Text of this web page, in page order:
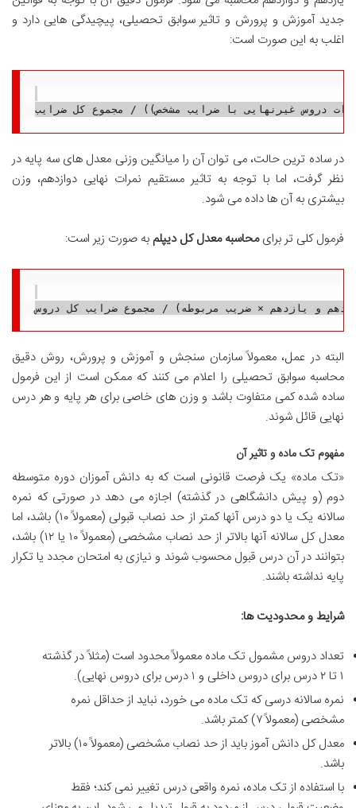
جدید آموزش و پرورش و تاثیر سوابق تحصیلی، پیچیدگی هایی دارد و
اغلب به این صورت است:
در ساده ترین حالت، می توان آن را میانگین وزنی معدل های سه پایه در
نظر گرفت، اما با توجه به تاثیر مستقیم نمرات نهایی دوازدهم، وزن
بیشتری به آن ها داده می شود.
فرمول کلی تر برایمحاسبه معدل کل دیپلم به صورت زیر است:
البته در عمل، معمولاً سازمان سنجش و آموزش و پرورش، روش دقیق
محاسبه سوابق تحصیلی را اعلام می کنند که ممکن است از این فرمول
ساده شده کمی متفاوت باشد و وزن های خاصی برای هر پایه و هر درس
نهایی قائل شوند.
مفهوم تک ماده و تاثیر آن
«تک ماده» یک فرصت قانونی است که به دانش آموزان دوره متوسطه
دوم (و پیش دانشگاهی در گذشته) اجازه می دهد در صورتی که نمره
سالانه یک یا دو درس آنها کمتر از حد نصاب قبولی (معمولاً ۱۰) باشد، اما
معدل کل سالانه آنها بالاتر از حد نصاب مشخصی (معمولاً ۱۰ یا ۱۲) باشد،
بتوانند در آن درس قبول محسوب شوند و نیازی به امتحان مجدد یا تکرار
پایه نداشته باشند.
شرایط و محدودیت ها:
تعداد دروس مشمول تک ماده معمولاً محدود است (مثلاً در گذشته
۱ تا ۲ درس برای دروس داخلی و ۱ درس برای دروس نهایی).
نمره سالانه درسی که تک ماده می خورد، نباید از حداقل نمره
مشخصی (معمولاً ۷) کمتر باشد.
معدل کل دانش آموز باید از حد نصاب مشخصی (معمولاً ۱۰) بالاتر
باشد.
با استفاده از تک ماده، نمره واقعی درس تغییر نمی کند؛ فقط